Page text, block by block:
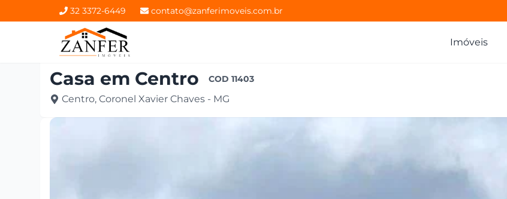
32 3372-6449 contato@zanferimoveis.com.br
Imóveis
Casa em Centro COD11403
Centro, Coronel Xavier Chaves - MG